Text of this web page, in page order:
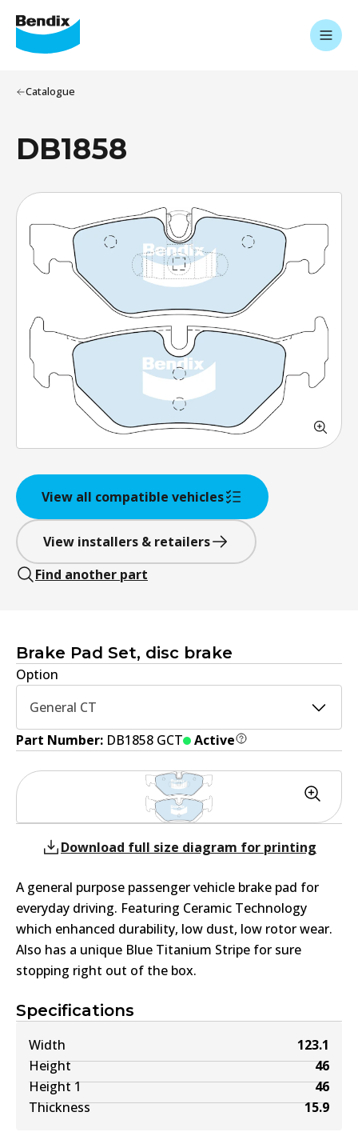
Catalogue
DB1858
View all compatible vehicles
View installers & retailers
Find another part
Brake Pad Set, disc brake
Option
General CT
Part Number: DB1858 GCT Active
Specifications
Width
123.1
Height
46
Height 1
46
Thickness
15.9
Download full size diagram for printing
A general purpose passenger vehicle brake pad for
everyday driving. Featuring Ceramic Technology
which enhanced durability, low dust, low rotor wear.
Also has a unique Blue Titanium Stripe for sure
stopping right out of the box.